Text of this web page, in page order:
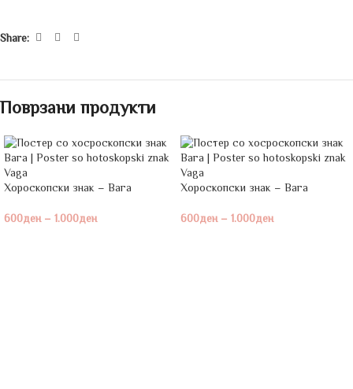
Share:
Поврзани продукти
Хороскопски знак – Вага
600ден – 1.000ден
Хороскопски знак – Вага
600ден – 1.000ден